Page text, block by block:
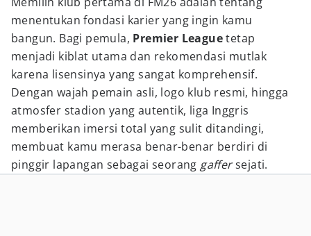
menentukan fondasi karier yang ingin kamu
bangun. Bagi pemula, Premier Leaguetetap
menjadi kiblat utama dan rekomendasi mutlak
karena lisensinya yang sangat komprehensif.
Dengan wajah pemain asli, logo klub resmi, hingga
atmosfer stadion yang autentik, liga Inggris
memberikan imersi total yang sulit ditandingi,
membuat kamu merasa benar-benar berdiri di
pinggir lapangan sebagai seorang gaffersejati.